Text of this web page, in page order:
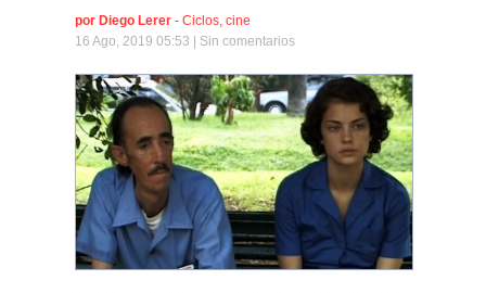
por Diego Lerer - Ciclos, cine
16 Ago, 2019 05:53 | Sin comentarios